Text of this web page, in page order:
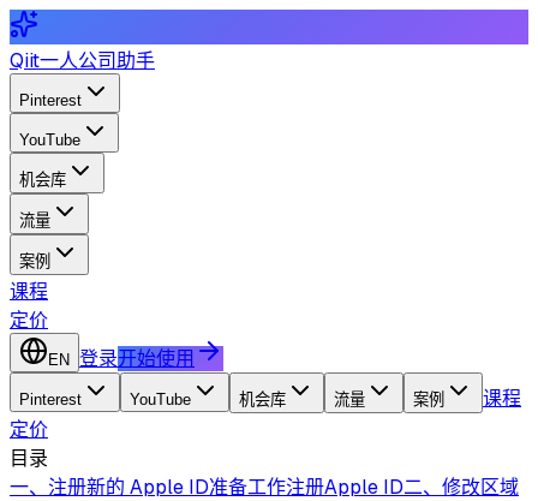
Qiit一人公司助手
Pinterest
YouTube
机会库
流量
案例
课程
定价
EN 登录开始使用
Pinterest YouTube 机会库 流量 案例
课程
定价
目录
一、注册新的 Apple ID准备工作注册Apple ID二、修改区域